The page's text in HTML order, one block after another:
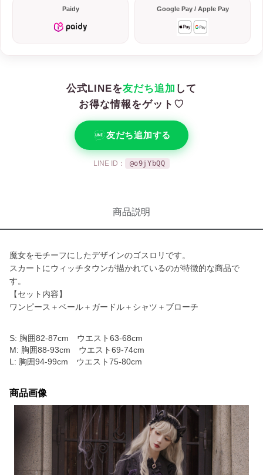
Paidy Google Pay / Apple Pay
公式LINEを友だち追加 して
お得な情報をゲット♡
友だち追加する
LINE ID： @o9jYbQQ
商品説明
魔女をモチーフにしたデザインのゴスロリです。
スカートにウィッチタウンが描かれているのが特徴的な商品で
す。
【セット内容】
ワンピース＋ベール＋ガードル＋シャツ＋ブローチ
S: 胸囲82-87cm ウエスト63-68cm
M: 胸囲88-93cm ウエスト69-74cm
L: 胸囲94-99cm ウエスト75-80cm
商品画像